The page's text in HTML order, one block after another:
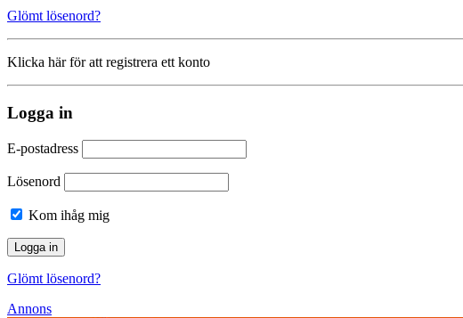
Glömt lösenord?
Klicka här för att registrera ett konto
Logga in
E-postadress
Lösenord
Kom ihåg mig
Glömt lösenord?
Annons